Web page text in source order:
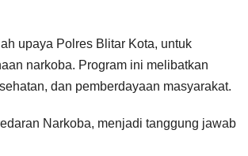
upaya Polres Blitar Kota, untuk
narkoba. Program ini melibatkan
dan pemberdayaan masyarakat.
Narkoba, menjadi tanggung jawab